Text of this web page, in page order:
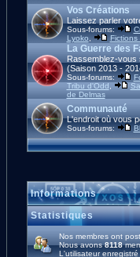
Vos Créations
Laissez parler
Sous-forums:
Lyoko, Fictions
La Guerre des
Rassemblez-vous
(Saison 2013 -
Sous-forums:
Tribu d'Odd
de Delmas
Communauté
L'endroit où vous
Sous-forums:
Informations
Statistiques
Nos membres ont
Nous avons8118
L'utilisateur